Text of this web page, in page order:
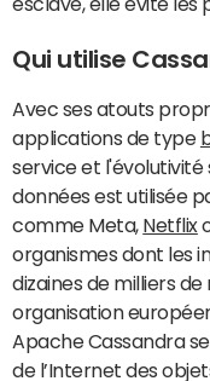
Qui utilise
Avec ses atouts
applications de type
service et l'évolutivité
données est utilisée
comme Meta, Netflix
organismes dont les
dizaines de milliers
organisation
Apache Cassandra
de l’Internet des